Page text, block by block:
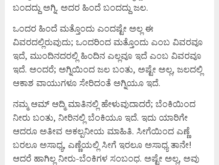
ಬಂದದ್ದು ಅಗ್ನಿ. ಅದರ ಹಿಂದೆ ಬಂದದ್ದು ಜಲ.
ಒಂದರ ಹಿಂದೆ ಮತ್ತೊಂದು ಎಂದಷ್ಟೇ ಅಲ್ಲ ಈ
ವಿವರದಲ್ಲಿರುವುದು; ಒಂದರಿಂದ ಮತ್ತೊಂದು ಎಂಬ ವಿವರವೂ
ಇದೆ, ಮುಂದಿನದರಲ್ಲಿ ಹಿಂದಿನ ಎಲ್ಲವೂ ಇದೆ ಎಂಬ ವಿವರವೂ
ಇದೆ. ಅಂದರೆ; ಅಗ್ನಿಯಿಂದ ಜಲ ಬಂತು, ಅಷ್ಟೇ ಅಲ್ಲ, ಜಲದಲ್ಲಿ
ಆಕಾಶ ವಾಯುಗಳೂ ಸೇರಿದಂತೆ ಅಗ್ನಿಯೂ ಇದೆ.
ನಮ್ಮ ಆಮ್ ಆದ್ಮಿ ಮಾತಿನಲ್ಲಿ ಹೇಳುವುದಾದರೆ; ಬೆಂಕಿಯಿಂದ
ನೀರು ಬಂತು, ನೀರಿನಲ್ಲಿ ಬೆಂಕಿಯೂ ಇದೆ. ಇದು ಯಾರಿಗೇ
ಆದರೂ ಅತೀವ ಅಕಲ್ಪನೀಯ ಮಾಹಿತಿ. ಸೀಗೆಯಿಂದ ಎಣ್ಣೆ
ಬರಲೂ ಅಸಾಧ್ಯ, ಎಣ್ಣೆಯಲ್ಲಿ ಸೀಗೆ ಇರಲೂ ಅಸಾಧ್ಯ ತಾನೇ!
ಆದರೆ ಹಾಗಿಲ್ಲ ನೀರು-ಬೆಂಕಿಗಳ ಸಂಬಂಧ. ಅಷ್ಟೇ ಅಲ್ಲ, ಅವು